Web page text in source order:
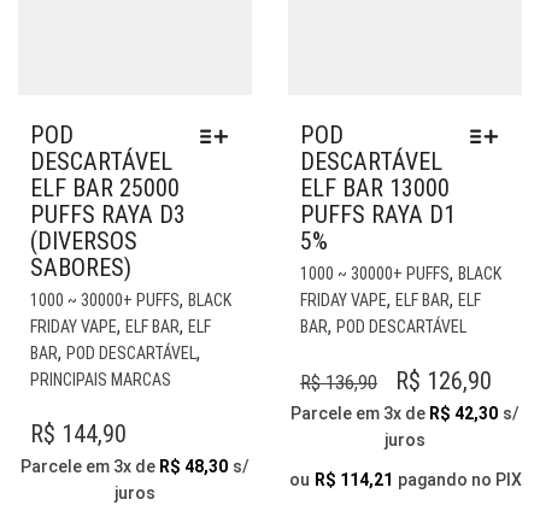
POD
DESCARTÁVEL
ELF BAR 25000
PUFFS RAYA D3
(DIVERSOS
SABORES)
1000 ~ 30000+ PUFFS, BLACK
FRIDAY VAPE, ELF BAR, ELF
BAR, POD DESCARTÁVEL,
PRINCIPAIS MARCAS
PRODUTO
VARIANTES.
PODEM
R$ 144,90
Parcele em 3x de R$ 48,30 s/
juros
POD
DESCARTÁVEL
ELF BAR 13000
PUFFS RAYA D1
5%
1000 ~ 30000+ PUFFS, BLACK
FRIDAY VAPE, ELF BAR, ELF
BAR, POD DESCARTÁVEL
SER
R$136,90
O
PREÇO
ORIGINAL
ERA:
R$ 126,90
É:
Parcele em 3x de R$ 42,30 s/
juros
ou R$ 114,21 pagando no PIX